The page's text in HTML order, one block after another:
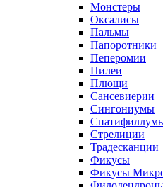
Монстеры
Оксалисы
Пальмы
Папоротники
Пеперомии
Пилеи
Плющи
Сансевиерии
Сингониумы
Стрелиции
Традесканции
Фикусы
Фикусы